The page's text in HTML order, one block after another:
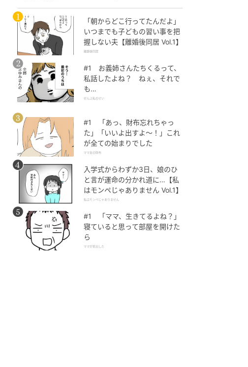
「朝からどこ行ってたんだよ」
いつまでも子どもの習い事を把
握しない夫【離婚後同居 Vol.1】
離婚後同居
#1 お義姉さんたちくるって、
私話したよね？ ねぇ、それで
も…
ぜんぶ私のせい
#1 「あっ、財布忘れちゃっ
た」「いいよ出すよ〜！」これ
が全ての始まりでした
ママ友の財布
入学式からわずか3日、娘のひ
と言が運命の分かれ道に…【私
はモンペじゃありません Vol.1】
私はモンペじゃありません
#1 「ママ、生きてるよね？」
寝ていると思って部屋を開けた
ら
ママが家出した